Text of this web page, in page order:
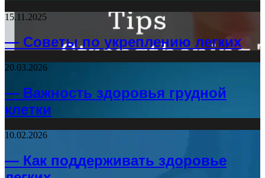
15.11.2025
— Советы по укреплению легких
20.03.2026
— Важность здоровья грудной
клетки
10.02.2026
— Как поддерживать здоровье